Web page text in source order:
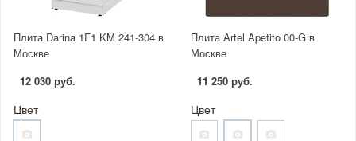
Плита Darina 1F1 KM 241-304 в
Москве
12 030 руб.
Цвет
Плита Artel Apetito 00-G в
Москве
11 250 руб.
Цвет